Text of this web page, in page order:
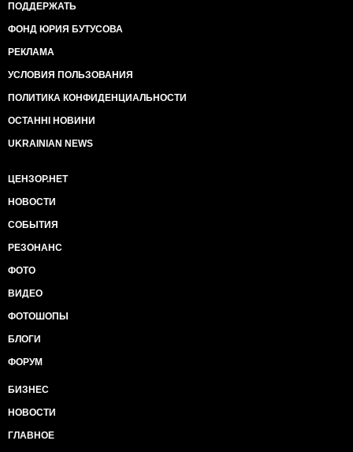
ПОДДЕРЖАТЬ
ФОНД ЮРИЯ БУТУСОВА
РЕКЛАМА
УСЛОВИЯ ПОЛЬЗОВАНИЯ
ПОЛИТИКА КОНФИДЕНЦИАЛЬНОСТИ
ОСТАННІ НОВИНИ
UKRAINIAN NEWS
ЦЕНЗОР.НЕТ
НОВОСТИ
СОБЫТИЯ
РЕЗОНАНС
ФОТО
ВИДЕО
ФОТОШОПЫ
БЛОГИ
ФОРУМ
БИЗНЕС
НОВОСТИ
ГЛАВНОЕ